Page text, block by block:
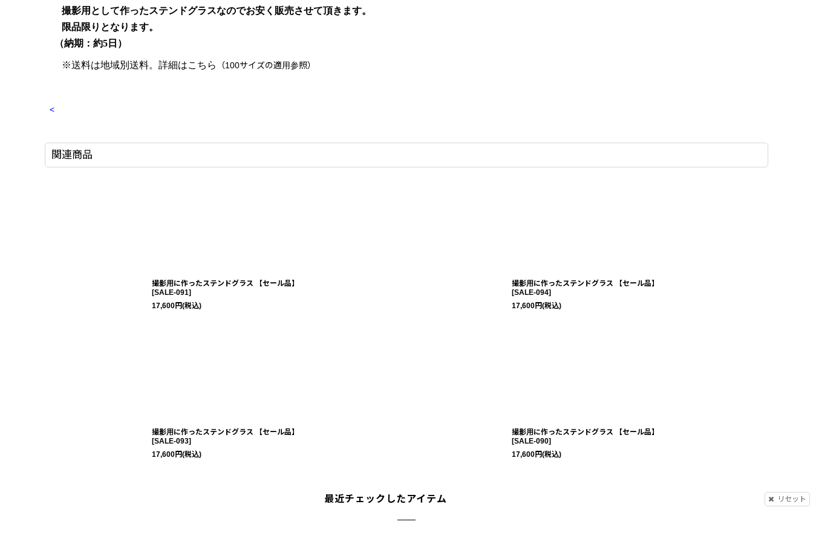
撮影用として作ったステンドグラスなのでお安く販売させて頂きます。
限品限りとなります。
（納期：約5日）
※送料は地域別送料。詳細はこちら （100サイズの適用参照）
<
関連商品
撮影用に作ったステンドグラス 【セール品】
[SALE-091]
17,600円(税込)
撮影用に作ったステンドグラス 【セール品】
[SALE-094]
17,600円(税込)
撮影用に作ったステンドグラス 【セール品】
[SALE-093]
17,600円(税込)
撮影用に作ったステンドグラス 【セール品】
[SALE-090]
17,600円(税込)
最近チェックしたアイテム リセット